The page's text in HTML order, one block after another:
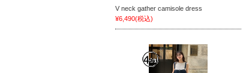
V neck gather camisole dress
¥6,490(税込)